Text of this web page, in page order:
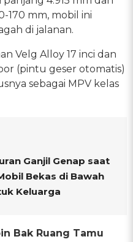
170 mm, mobil ini
di jalanan.
Velg Alloy 17 inci dan
(pintu geser otomatis)
sebagai MPV kelas
Ganjil Genap saat
Bekas di Bawah
Keluarga
Bak Ruang Tamu